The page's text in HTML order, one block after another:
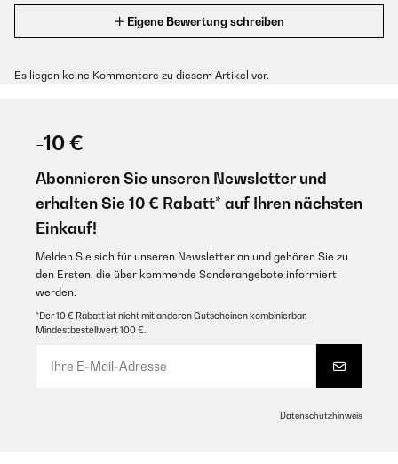
Eigene Bewertung schreiben
Es liegen keine Kommentare zu diesem Artikel vor.
-10 €
Abonnieren Sie unseren Newsletter und
erhalten Sie 10 € Rabatt* auf Ihren nächsten
Einkauf!
Melden Sie sich für unseren Newsletter an und gehören Sie zu
den Ersten, die über kommende Sonderangebote informiert
werden.
*Der 10 € Rabatt ist nicht mit anderen Gutscheinen kombinierbar.
Mindestbestellwert 100 €.
Datenschutzhinweis